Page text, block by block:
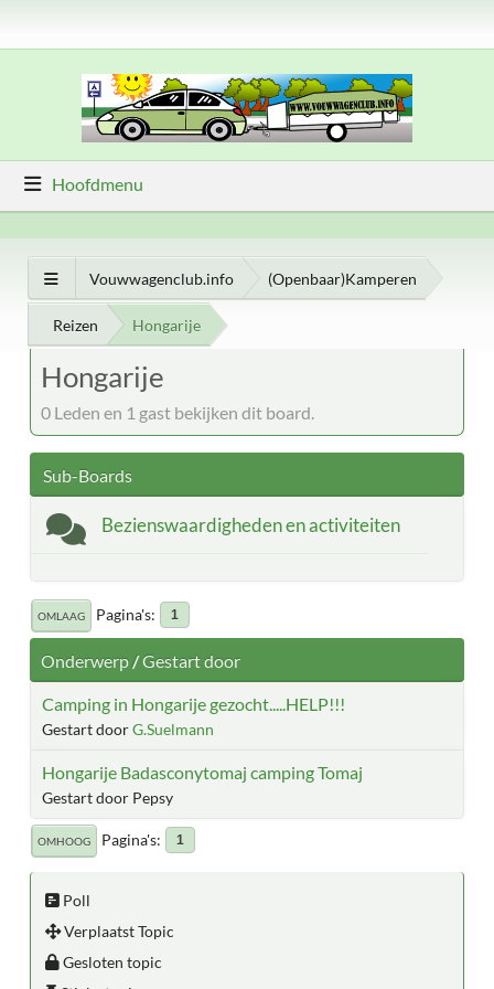
Hoofdmenu
Vouwwagenclub.info (Openbaar)Kamperen
Reizen Hongarije
Hongarije
0 Leden en 1 gast bekijken dit board.
Sub-Boards
Bezienswaardigheden en activiteiten
OMLAAG Pagina's 1
Onderwerp/Gestart door
Camping in Hongarije gezocht.....HELP!!!
Gestart doorG.Suelmann
Hongarije Badasconytomaj camping Tomaj
Gestart door Pepsy
OMHOOG Pagina's 1
Poll
Verplaatst Topic
Gesloten topic